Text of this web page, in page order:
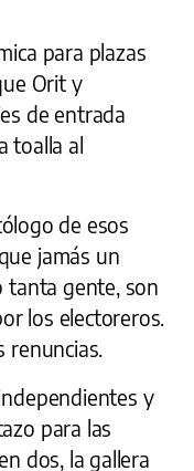
para plazas
Orit y
de entrada
toalla al
de esos
jamás un
tanta gente, son
los electoreros.
renuncias.
y
para las
dos, la gallera